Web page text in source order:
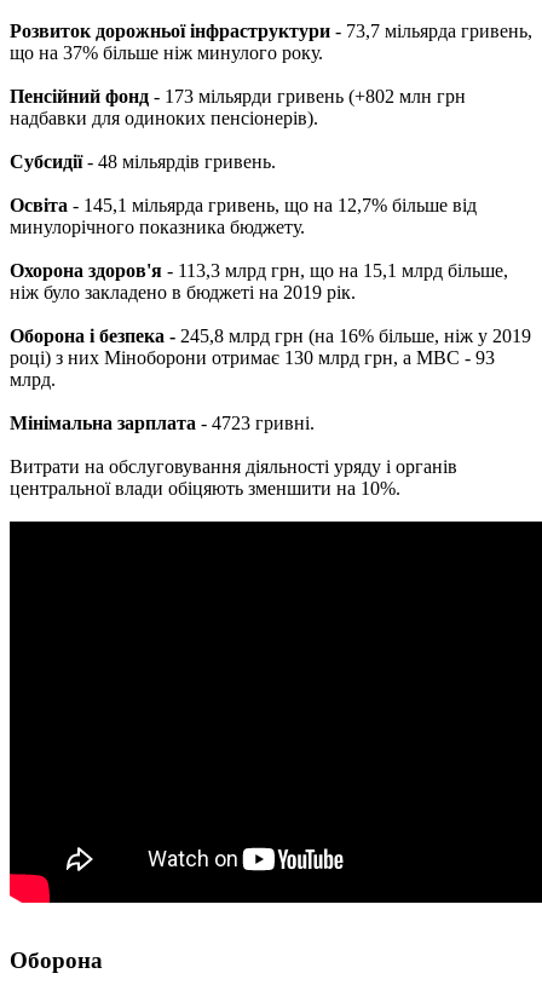
Розвиток дорожньої інфраструктури - 73,7 мільярда гривень,
що на 37% більше ніж минулого року.
Пенсійний фонд - 173 мільярди гривень (+802 млн грн
надбавки для одиноких пенсіонерів).
Субсидії- 48 мільярдів гривень.
Освіта - 145,1 мільярда гривень, що на 12,7% більше від
минулорічного показника бюджету.
Охорона здоров'я - 113,3 млрд грн, що на 15,1 млрд більше,
ніж було закладено в бюджеті на 2019 рік.
Оборона і безпека - 245,8 млрд грн (на 16% більше, ніж у 2019
році) з них Міноборони отримає 130 млрд грн, а МВС - 93
млрд.
Мінімальна зарплата - 4723 гривні.
Витрати на обслуговування діяльності уряду і органів
центральної влади обіцяють зменшити на 10%.
Оборона